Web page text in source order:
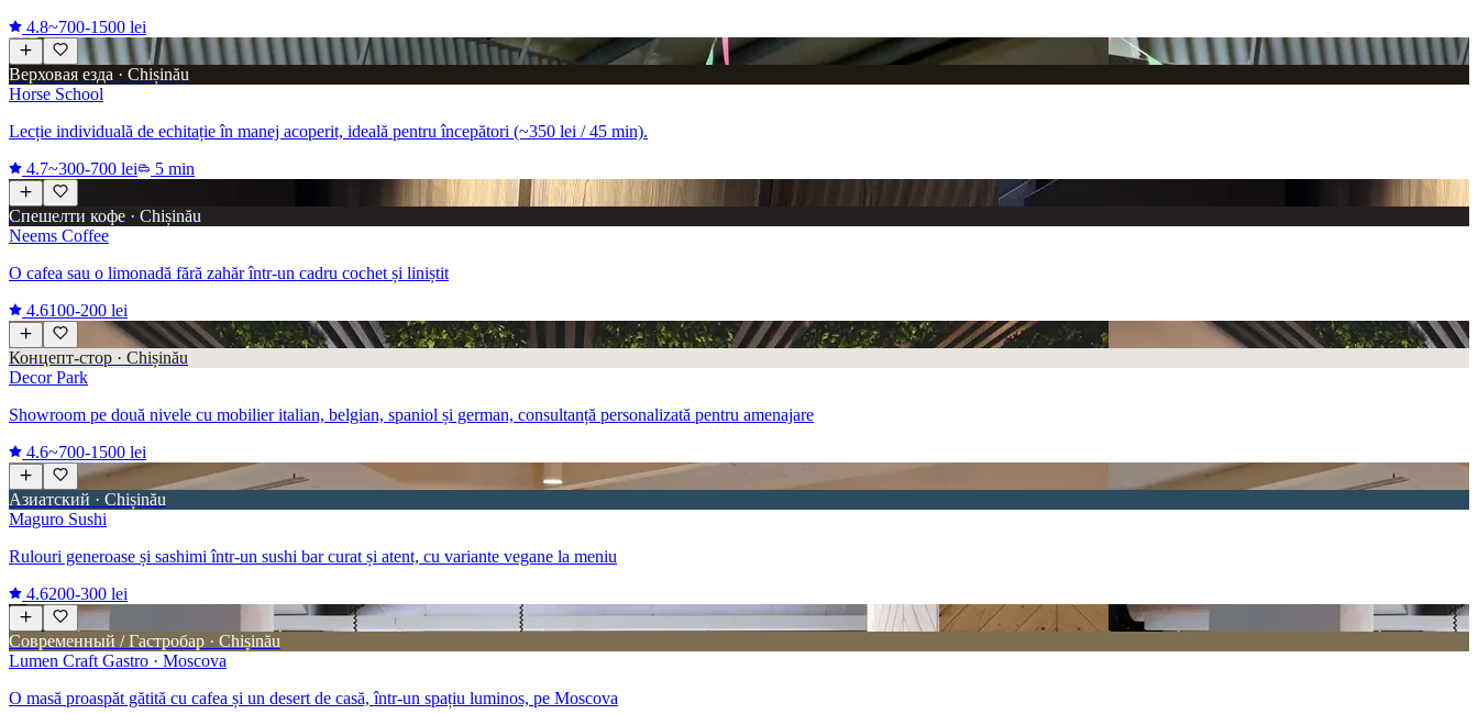
4.8~700-1500 lei
Верховая езда · Chișinău
Horse School
Lecție individuală de echitație în manej acoperit, ideală pentru începători (~350 lei / 45 min).
4.7~300-700 lei 5 min
Спешелти кофе · Chișinău
Neems Coffee
O cafea sau o limonadă fără zahăr într-un cadru cochet și liniștit
4.6100-200 lei
Концепт-стор · Chișinău
Decor Park
Showroom pe două nivele cu mobilier italian, belgian, spaniol și german, consultanță personalizată pentru amenajare
4.6~700-1500 lei
Азиатский · Chișinău
Maguro Sushi
Rulouri generoase și sashimi într-un sushi bar curat și atent, cu variante vegane la meniu
4.6200-300 lei
Современный / Гастробар · Chișinău
Lumen Craft Gastro · Moscova
O masă proaspăt gătită cu cafea și un desert de casă, într-un spațiu luminos, pe Moscova